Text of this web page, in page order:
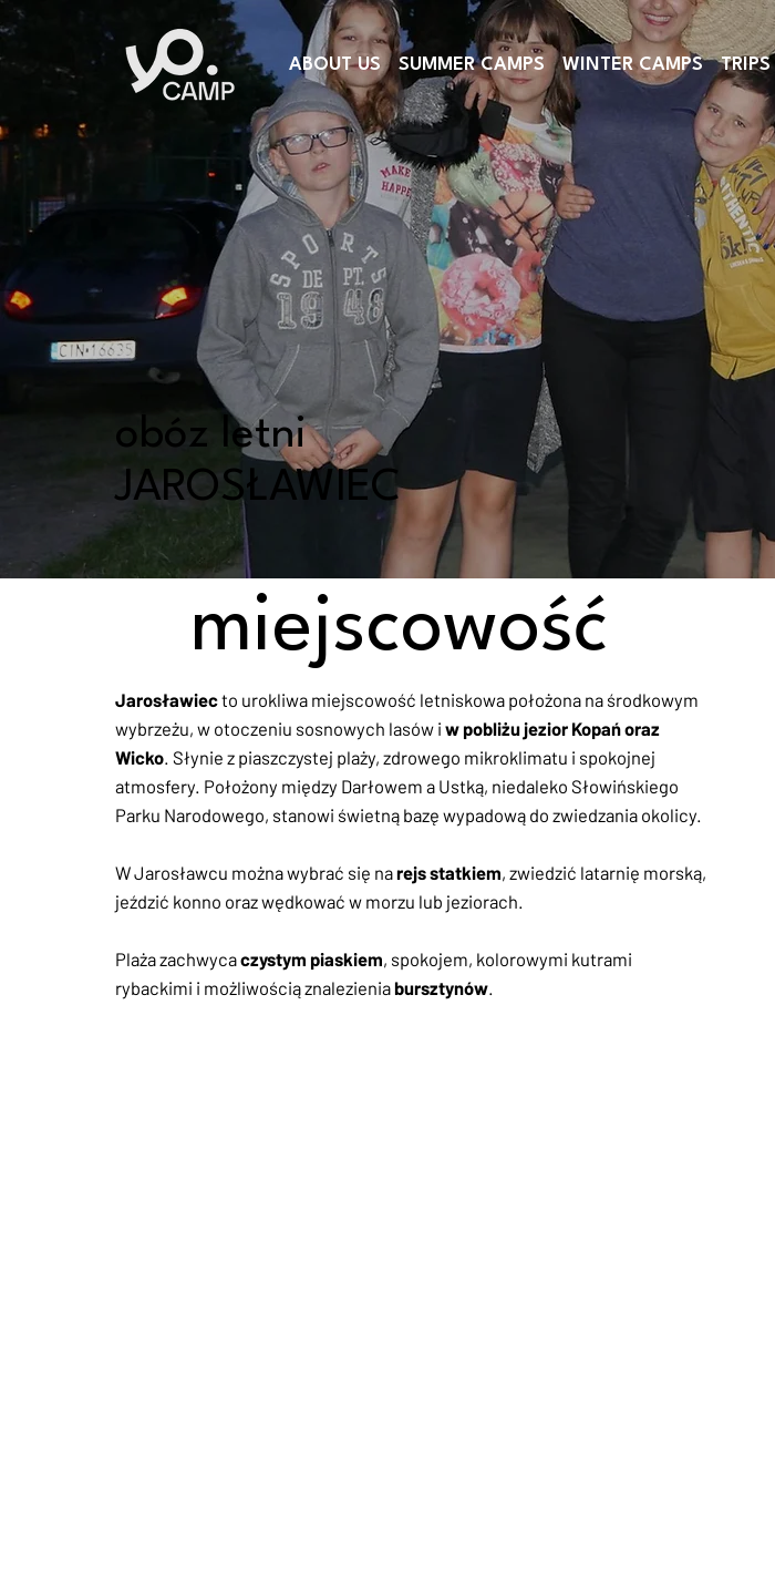
ABOUT US SUMMER CAMPS WINTER CAMPS TRIPS
JAROSŁAWIEC
obóz letni
miejscowość
Jarosławiecto urokliwa miejscowość letniskowa położona na środkowym
wybrzeżu, w otoczeniu sosnowych lasów iw pobliżu jezior Kopań oraz
Wicko . Słynie z piaszczystej plaży, zdrowego mikroklimatu i spokojnej
atmosfery. Położony między Darłowem a Ustką, niedaleko Słowińskiego
Parku Narodowego, stanowi świetną bazę wypadową do zwiedzania okolicy.
W Jarosławcu można wybrać się narejs statkiem, zwiedzić latarnię morską,
jeździć konno oraz wędkować w morzu lub jeziorach.
Plaża zachwycaczystym piaskiem, spokojem, kolorowymi kutrami
rybackimi i możliwością znalezieniabursztynów